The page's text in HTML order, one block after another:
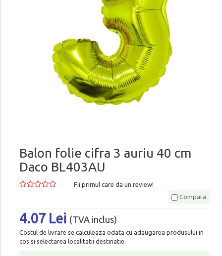
Balon folie cifra 3 auriu 40 cm
Daco BL403AU
Fii primul care da un review!
Compara
4.07 Lei (TVA inclus)
Costul de livrare se calculeaza odata cu adaugarea produsului in
cos si selectarea localitatii destinatie.